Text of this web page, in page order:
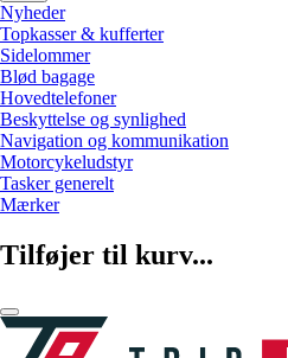
Nyheder
Topkasser & kufferter
Sidelommer
Blød bagage
Hovedtelefoner
Beskyttelse og synlighed
Navigation og kommunikation
Motorcykeludstyr
Tasker generelt
Mærker
Tilføjer til kurv...